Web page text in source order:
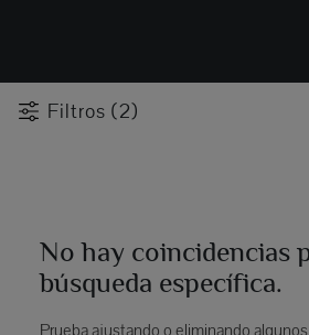
Filtros (2)
No hay coincidencias
búsqueda específica.
Prueba ajustando o eliminando